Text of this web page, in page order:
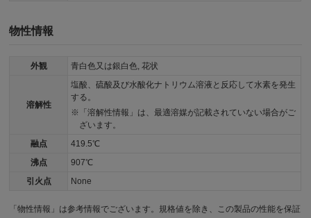
物性情報
外観 青白色又は銀白色, 花状
溶解性
塩酸、硫酸及び水酸化ナトリウム溶液と反応して水素を発生
する。
「溶解性情報」は、最適溶媒が記載されていない場合がご
ざいます。
融点
419.5℃
沸点
907℃
引火点
None
「物性情報」は参考情報でございます。規格値を除き、この製品の性能を保証